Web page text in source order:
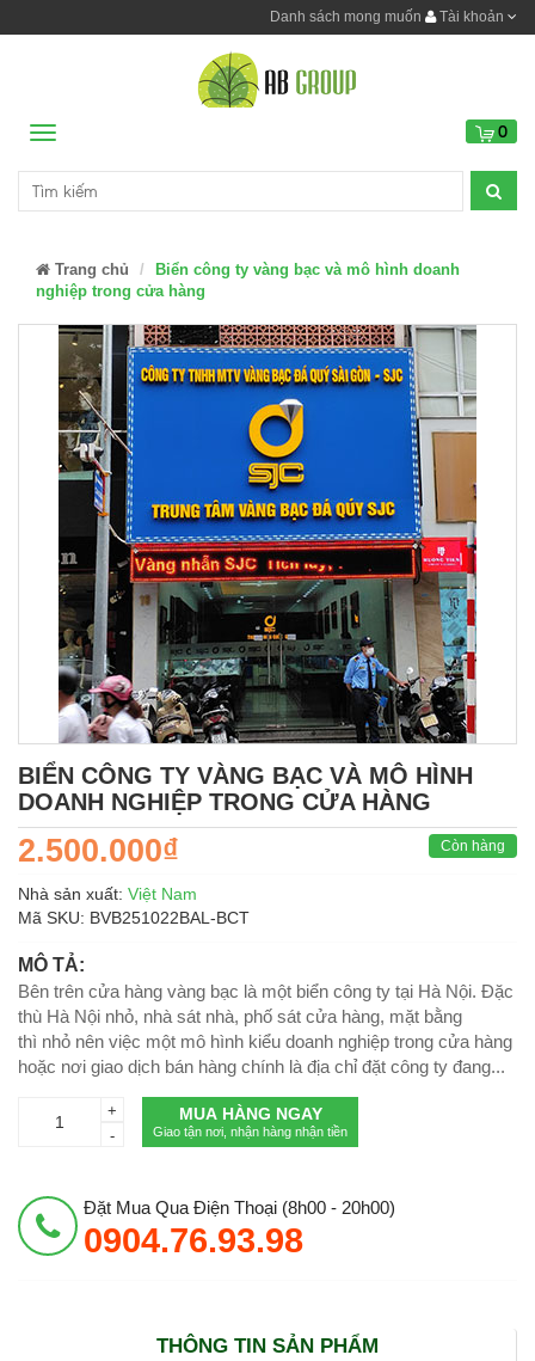
Danh sách mong muốn Tài khoản
Menu 0
Trang chủ
Biển công ty vàng bạc và mô hình doanh
nghiệp trong cửa hàng
BIỂN CÔNG TY VÀNG BẠC VÀ MÔ HÌNH
DOANH NGHIỆP TRONG CỬA HÀNG
2.500.000₫ Còn hàng
Nhà sản xuất: Việt Nam
Mã SKU: BVB251022BAL-BCT
MÔ TẢ:
Bên trên cửa hàng vàng bạc là một biển công ty tại Hà Nội. Đặc
thù Hà Nội nhỏ, nhà sát nhà, phố sát cửa hàng, mặt bằng
thì nhỏ nên việc một mô hình kiểu doanh nghiệp trong cửa hàng
hoặc nơi giao dịch bán hàng chính là địa chỉ đặt công ty đang...
+
-
MUA HÀNG NGAY
Giao tận nơi, nhận hàng nhận tiền
Đặt Mua Qua Điện Thoại (8h00 - 20h00)
0904.76.93.98
THÔNG TIN SẢN PHẨM